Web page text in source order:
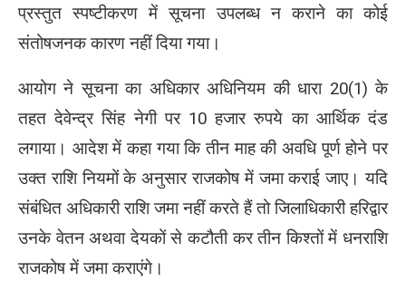
प्रस्तुत स्पष्टीकरण में सूचना उपलब्ध न कराने का कोई
संतोषजनक कारण नहीं दिया गया।
आयोग ने सूचना का अधिकार अधिनियम की धारा 20(1) के
तहत देवेन्द्र सिंह नेगी पर 10 हजार रुपये का आर्थिक दंड
लगाया। आदेश में कहा गया कि तीन माह की अवधि पूर्ण होने पर
उक्त राशि नियमों के अनुसार राजकोष में जमा कराई जाए। यदि
संबंधित अधिकारी राशि जमा नहीं करते हैं तो जिलाधिकारी हरिद्वार
उनके वेतन अथवा देयकों से कटौती कर तीन किश्तों में धनराशि
राजकोष में जमा कराएंगे।